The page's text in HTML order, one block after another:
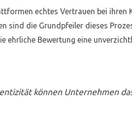
echtes Vertrauen bei ihren
die Grundpfeiler dieses
ehrliche Bewertung eine
können Unternehmen